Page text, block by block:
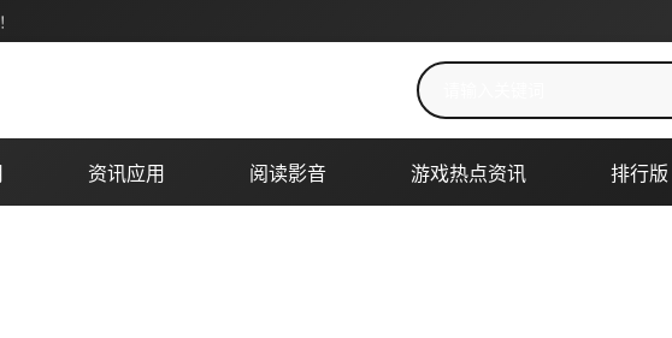
搜索关键词
资讯应用 阅读影音 游戏热点资讯 排行版